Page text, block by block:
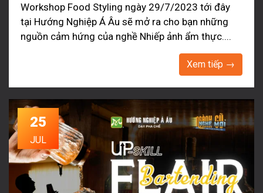
Workshop Food Styling ngày 29/7/2023 tới đây
tại Hướng Nghiệp Á Âu sẽ mở ra cho bạn những
nguồn cảm hứng của nghề Nhiếp ảnh ẩm thực....
Xem tiếp →
25
JUL